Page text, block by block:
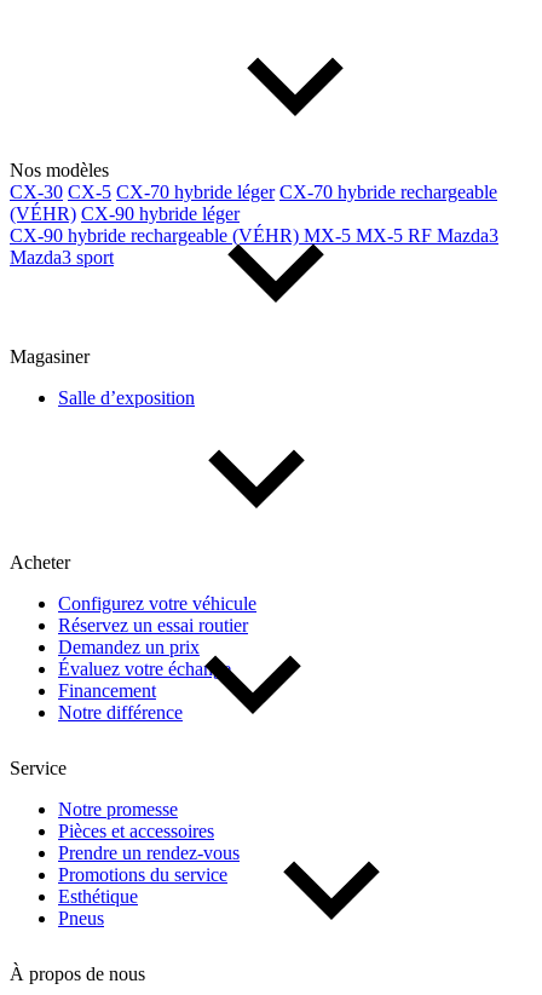
Nos modèles
CX-30 CX-5 CX-70 hybride léger CX-70 hybride rechargeable
(VÉHR) CX-90 hybride léger
CX-90 hybride rechargeable (VÉHR) MX-5 MX-5 RF Mazda3
Mazda3 sport
Magasiner
Salle d’exposition
Acheter
Configurez votre véhicule
Réservez un essai routier
Demandez un prix
Évaluez votre échange
Financement
Notre différence
Service
Notre promesse
Pièces et accessoires
Prendre un rendez-vous
Promotions du service
Esthétique
Pneus
À propos de nous